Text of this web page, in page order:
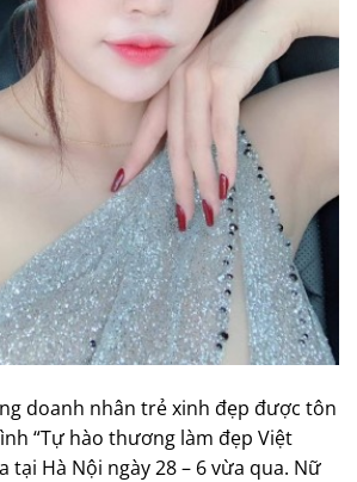
doanh nhân trẻ xinh đẹp được tôn
“Tự hào thương làm đẹp Việt
tại Hà Nội ngày 28 – 6 vừa qua. Nữ